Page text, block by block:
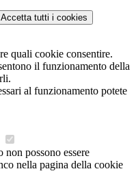
Accetta tutti i cookies
quali cookie consentire.
il funzionamento della
al funzionamento potete
possono essere
nella pagina della cookie